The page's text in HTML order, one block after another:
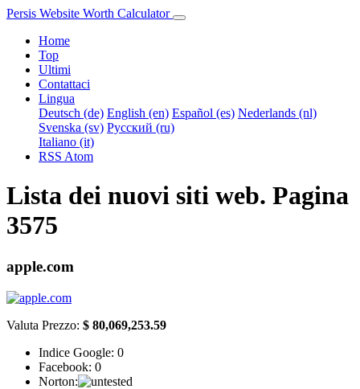
Persis Website Worth Calculator
Home
Top
Ultimi
Contattaci
Lingua
Deutsch (de) English (en) Español (es) Nederlands (nl)
Svenska (sv) Русский (ru)
Italiano (it)
RSS Atom
Lista dei nuovi siti web. Pagina
3575
apple.com
Valuta Prezzo: $ 80,069,253.59
Indice Google: 0
Facebook: 0
Norton: